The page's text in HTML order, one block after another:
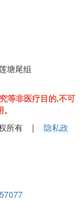
塘尾组
等非医疗目的,不可
权所有 | 隐私政